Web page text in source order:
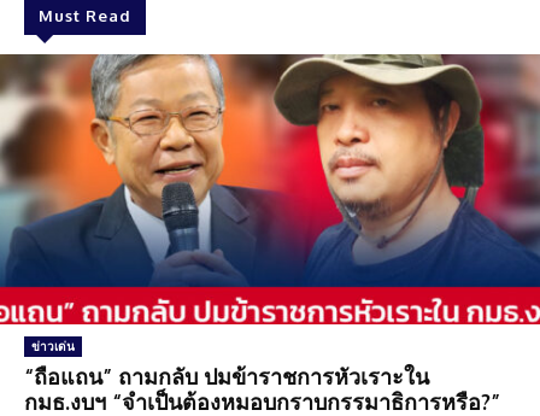
Must Read
ข่าวเด่น
“ถือแถน” ถามกลับ ปมข้าราชการหัวเราะใน
กมธ.งบฯ “จำเป็นต้องหมอบกราบกรรมาธิการหรือ?”